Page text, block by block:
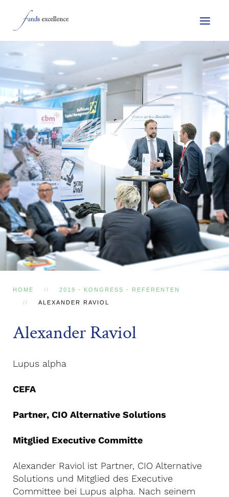
HOME 2019 - KONGRESS - REFERENTEN
ALEXANDER RAVIOL
Alexander Raviol
Lupus alpha
CEFA
Partner, CIO Alternative Solutions
Mitglied Executive Committe
Alexander Raviol ist Partner, CIO Alternative
Solutions und Mitglied des Executive
Committee bei Lupus alpha. Nach seinem